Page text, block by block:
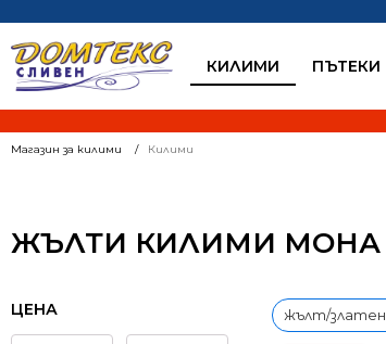
КИЛИМИ ПЪТЕКИ
Магазин за килими Килими
ЖЪЛТИ КИЛИМИ МОНА
ЦЕНА жълт/златен